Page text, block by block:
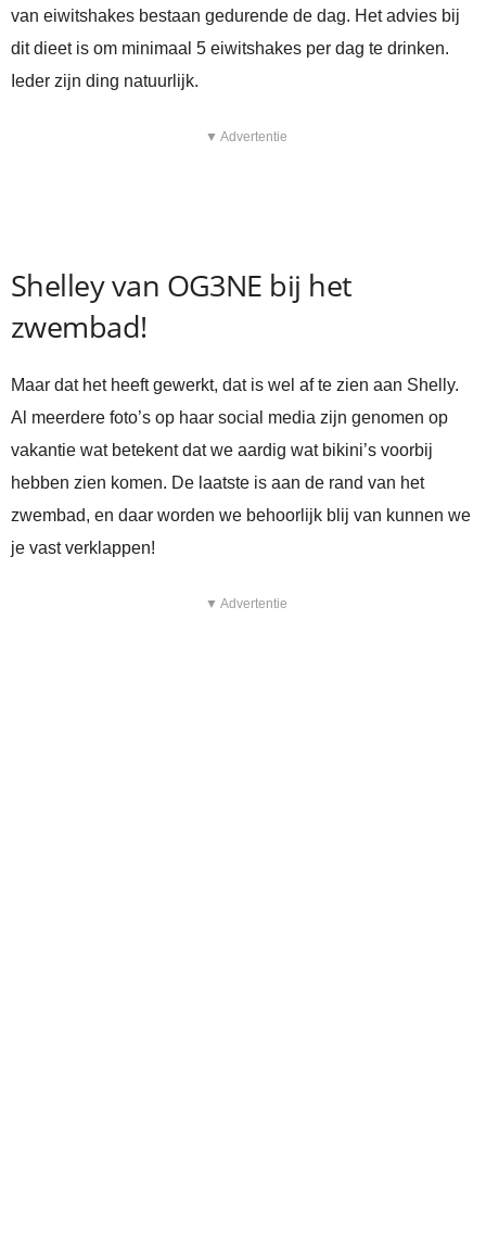
van eiwitshakes bestaan gedurende de dag. Het advies bij
dit dieet is om minimaal 5 eiwitshakes per dag te drinken.
Ieder zijn ding natuurlijk.
▼ Advertentie
Shelley van OG3NE bij het
zwembad!
Maar dat het heeft gewerkt, dat is wel af te zien aan Shelly.
Al meerdere foto’s op haar social media zijn genomen op
vakantie wat betekent dat we aardig wat bikini’s voorbij
hebben zien komen. De laatste is aan de rand van het
zwembad, en daar worden we behoorlijk blij van kunnen we
je vast verklappen!
▼ Advertentie